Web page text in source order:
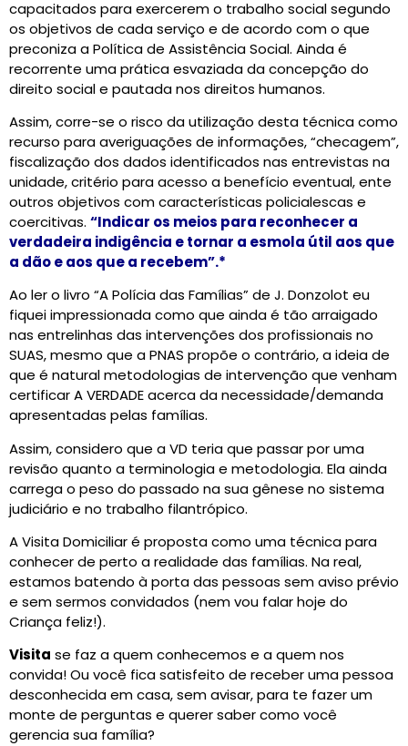
capacitados para exercerem o trabalho social segundo
os objetivos de cada serviço e de acordo com o que
preconiza a Política de Assistência Social. Ainda é
recorrente uma prática esvaziada da concepção do
direito social e pautada nos direitos humanos.
Assim, corre-se o risco da utilização desta técnica como
recurso para averiguações de informações, “checagem”,
fiscalização dos dados identificados nas entrevistas na
unidade, critério para acesso a benefício eventual, ente
outros objetivos com características policialescas e
coercitivas. “Indicar os meios para reconhecer a
verdadeira indigência e tornar a esmola útil aos que
a dão e aos que a recebem”.*
Ao ler o livro “A Polícia das Famílias” de J. Donzolot eu
fiquei impressionada como que ainda é tão arraigado
nas entrelinhas das intervenções dos profissionais no
SUAS, mesmo que a PNAS propõe o contrário, a ideia de
que é natural metodologias de intervenção que venham
certificar A VERDADE acerca da necessidade/demanda
apresentadas pelas famílias.
Assim, considero que a VD teria que passar por uma
revisão quanto a terminologia e metodologia. Ela ainda
carrega o peso do passado na sua gênese no sistema
judiciário e no trabalho filantrópico.
A Visita Domiciliar é proposta como uma técnica para
conhecer de perto a realidade das famílias. Na real,
estamos batendo à porta das pessoas sem aviso prévio
e sem sermos convidados (nem vou falar hoje do
Criança feliz!).
Visita se faz a quem conhecemos e a quem nos
convida! Ou você fica satisfeito de receber uma pessoa
desconhecida em casa, sem avisar, para te fazer um
monte de perguntas e querer saber como você
gerencia sua família?